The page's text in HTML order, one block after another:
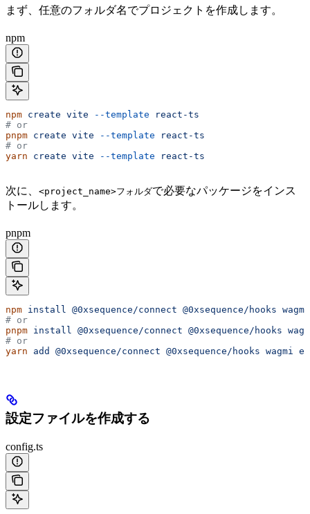
まず、任意のフォルダ名でプロジェクトを作成します。
npm
npm create vite --template react-ts
# or
pnpm create vite --template react-ts
# or
yarn create vite --template react-ts
次に、 <project_name>フォルダで必要なパッケージをインス
トールします。
pnpm
npm install @0xsequence/connect @0xsequence/hooks wagmi
# or
pnpm install @0xsequence/connect @0xsequence/hooks
# or
yarn add @0xsequence/connect @0xsequence/hooks wagmi
設定ファイルを作成する
config.ts